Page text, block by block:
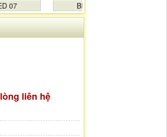
07 BIỂN ĐÈN LED 08
liên hệ